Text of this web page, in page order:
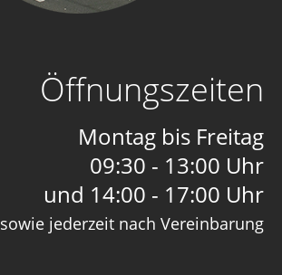
Öffnungszeiten
Montag bis Freitag
09:30 - 13:00 Uhr
und 14:00 - 17:00 Uhr
sowie jederzeit nach Vereinbarung